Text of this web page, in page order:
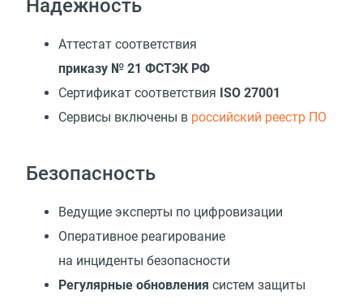
Надёжность
Аттестат соответствия
приказу № 21 ФСТЭК РФ
Сертификат соответствия ISO 27001
Cервисы включены в российский реестр ПО
Безопасность
Ведущие эксперты по цифровизации
Оперативное реагирование
на инциденты безопасности
Регулярные обновления систем защиты